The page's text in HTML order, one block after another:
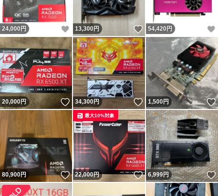
24,000 円 いいね！
13,300円 いいね！
54,420 円
20,000円 いいね！
34,300円 いいね！
1,500円
80,900円 いいね！
22,000円 いいね！
最大10%対象
6,999円